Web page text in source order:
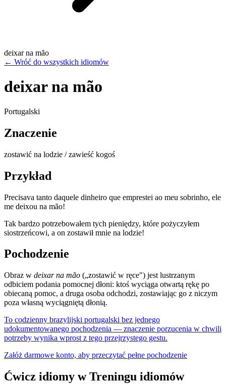
deixar na mão
← Wróć do wszystkich idiomów
deixar na mão
Portugalski
Znaczenie
zostawić na lodzie / zawieść kogoś
Przykład
Precisava tanto daquele dinheiro que emprestei ao meu sobrinho, ele
me deixou na mão!
Tak bardzo potrzebowałem tych pieniędzy, które pożyczyłem
siostrzeńcowi, a on zostawił mnie na lodzie!
Pochodzenie
Obraz w deixar na mão („zostawić w ręce") jest lustrzanym
odbiciem podania pomocnej dłoni: ktoś wyciąga otwartą rękę po
obiecaną pomoc, a druga osoba odchodzi, zostawiając go z niczym
poza własną wyciągniętą dłonią.
To codzienny brazylijski portugalski bez jednego
udokumentowanego pochodzenia — znaczenie porzucenia w chwili
potrzeby wynika wprost z tego przejrzystego gestu.
Załóż darmowe konto, aby przeczytać pełne pochodzenie
Ćwicz idiomy w Treningu idiomów